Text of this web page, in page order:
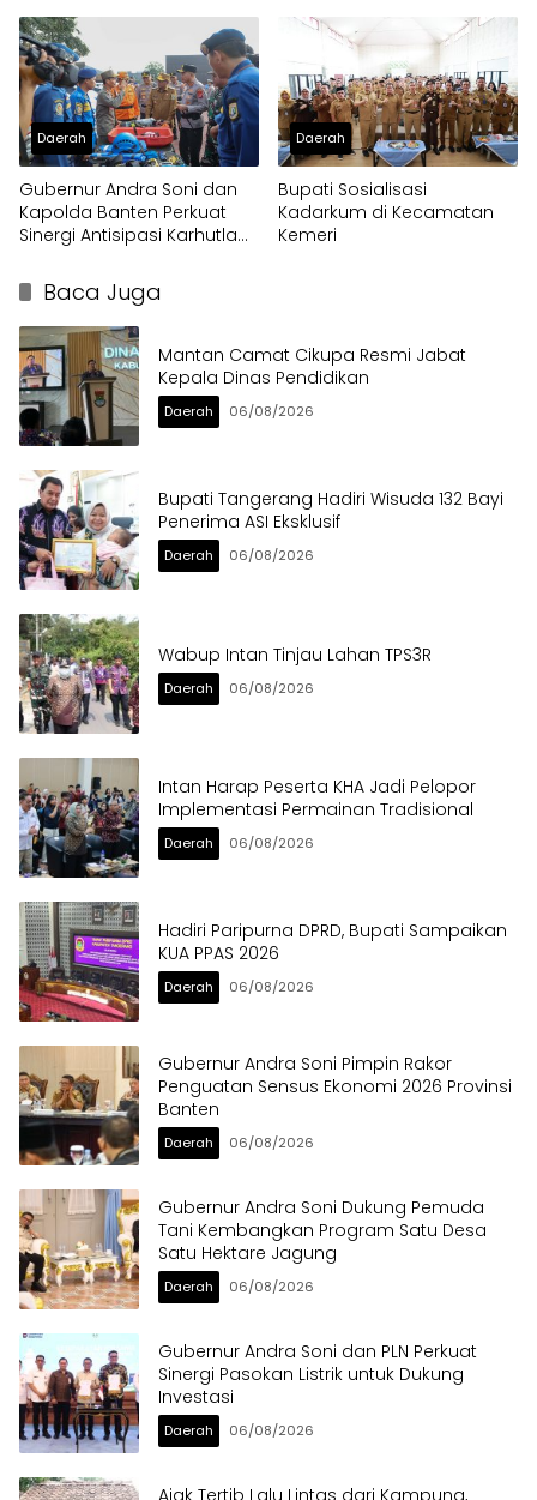
Daerah
Gubernur Andra Soni dan
Kapolda Banten Perkuat
Sinergi Antisipasi Karhutla
Daerah
Bupati Sosialisasi
Kadarkum di Kecamatan
Kemeri
Baca Juga
Mantan Camat Cikupa Resmi Jabat
Kepala Dinas Pendidikan
Daerah 06/08/2026
Bupati Tangerang Hadiri Wisuda 132 Bayi
Penerima ASI Eksklusif
Daerah 06/08/2026
Wabup Intan Tinjau Lahan TPS3R
Daerah 06/08/2026
Intan Harap Peserta KHA Jadi Pelopor
Implementasi Permainan Tradisional
Daerah 06/08/2026
Hadiri Paripurna DPRD, Bupati Sampaikan
KUA PPAS 2026
Daerah 06/08/2026
Gubernur Andra Soni Pimpin Rakor
Penguatan Sensus Ekonomi 2026 Provinsi
Banten
Daerah 06/08/2026
Gubernur Andra Soni Dukung Pemuda
Tani Kembangkan Program Satu Desa
Satu Hektare Jagung
Daerah 06/08/2026
Gubernur Andra Soni dan PLN Perkuat
Sinergi Pasokan Listrik untuk Dukung
Investasi
Daerah 06/08/2026
Ajak Tertib Lalu Lintas dari Kampung,